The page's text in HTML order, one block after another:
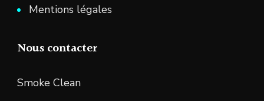
Mentions légales
Nous contacter
Smoke Clean